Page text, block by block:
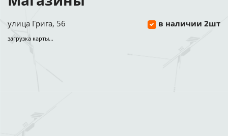
улица Грига, 56 в наличии 2шт
загрузка карты...